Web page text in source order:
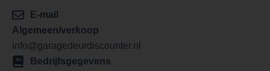
E-mail
Algemeen/verkoop
info@garagedeurdiscounter.nl
Bedrijfsgegevens